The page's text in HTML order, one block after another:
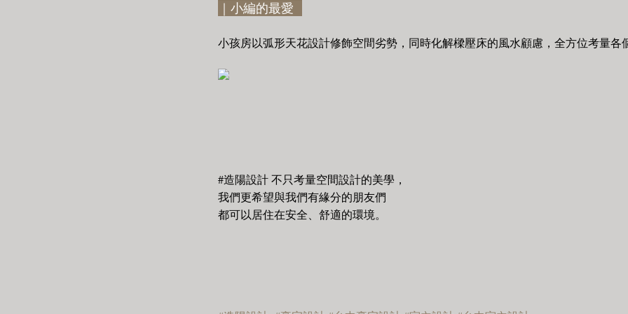
｜小編的最愛
小孩房以弧形天花設計修飾空間劣勢，同時化解樑壓床的風水顧慮，全方位考量各
#造陽設計 不只考量空間設計的美學，
我們更希望與我們有緣分的朋友們
都可以居住在安全、舒適的環境。